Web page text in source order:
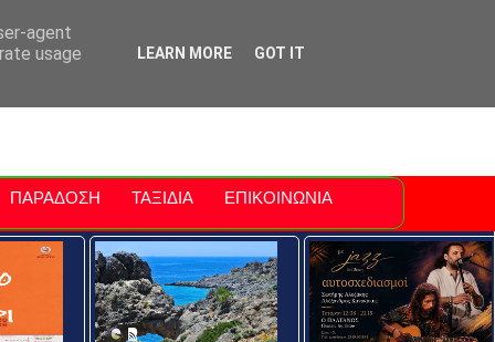
Polis
ΠΑΡΑΔΟΣΗ ΤΑΞΙΔΙΑ ΕΠΙΚΟΙΝΩΝΙΑ
agent
usage
LEARN MORE GOT IT